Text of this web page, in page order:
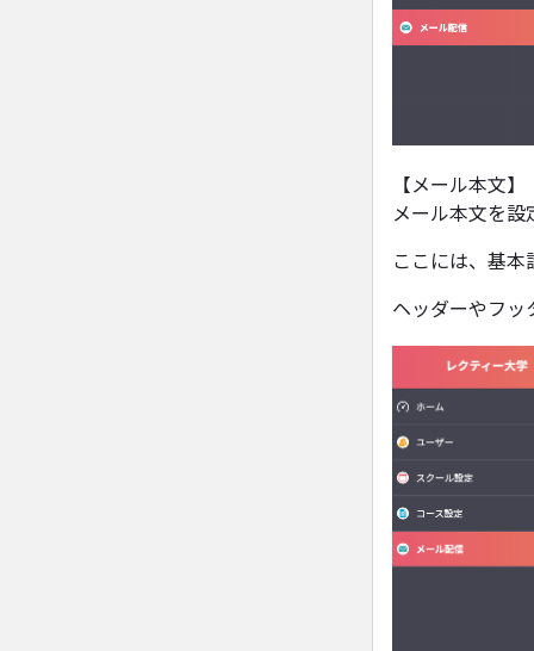
【メール本文】
メール本文を設
ここには、基
ヘッダーやフ